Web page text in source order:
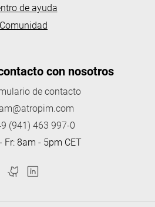
de ayuda
Comunidad
con nosotros
de contacto
(941) 463 997-0
Fr: 8am - 5pm CET